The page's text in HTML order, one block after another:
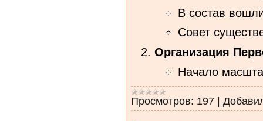
В состав
Совет
Организация
Начало
Просмотров: 197